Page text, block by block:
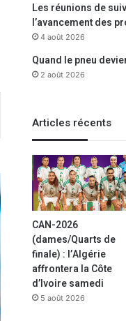
Pôle
Les réunions de
l’avancement des
4 août 2026
Quand le pneu
2 août 2026
Articles récents
CAN-2026
(dames/Quarts de
finale) : l’Algérie
affrontera la Côte
d’Ivoire samedi
5 août 2026